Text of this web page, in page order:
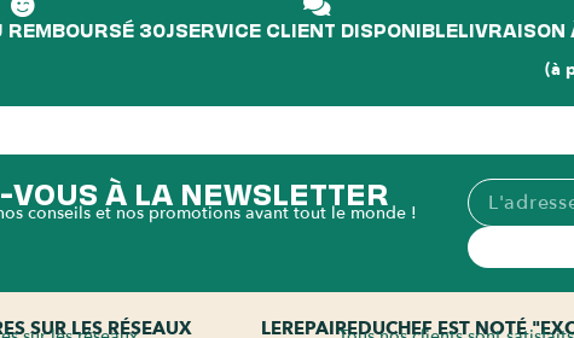
REMBOURSÉ 30JSERVICE CLIENT DISPONIBLELIVRAISON
(à
À LA NEWSLETTER
conseils et nos promotions avant tout le monde !
SUR LES RÉSEAUX LEREPAIREDUCHEF EST NOTÉ